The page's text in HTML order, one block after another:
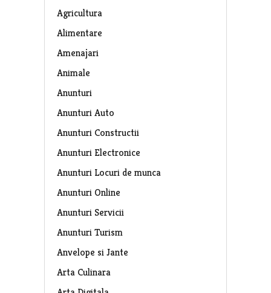
Agricultura
Alimentare
Amenajari
Animale
Anunturi
Anunturi Auto
Anunturi Constructii
Anunturi Electronice
Anunturi Locuri de munca
Anunturi Online
Anunturi Servicii
Anunturi Turism
Anvelope si Jante
Arta Culinara